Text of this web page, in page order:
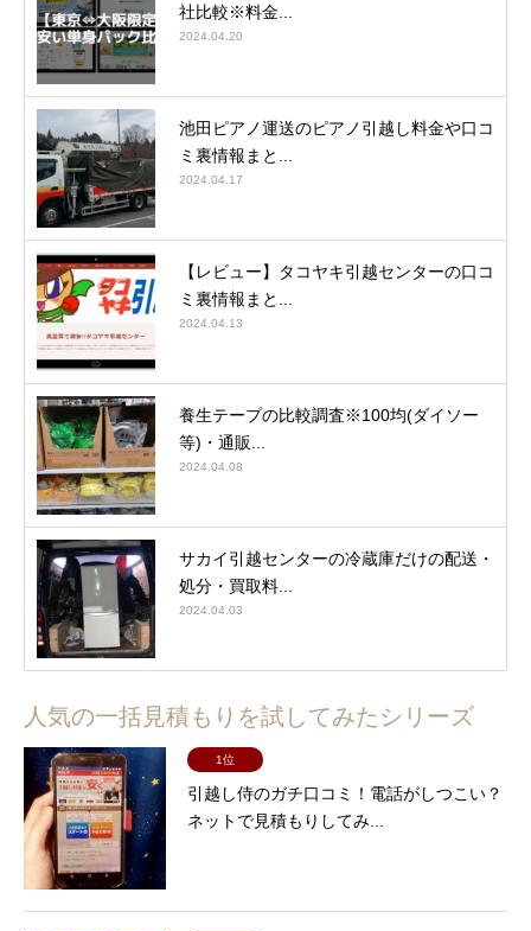
社比較※料金...
2024.04.20
池田ピアノ運送のピアノ引越し料金や口コ
ミ裏情報まと...
2024.04.17
【レビュー】タコヤキ引越センターの口コ
ミ裏情報まと...
2024.04.13
養生テープの比較調査※100均(ダイソー
等)・通販...
2024.04.08
サカイ引越センターの冷蔵庫だけの配送・
処分・買取料...
2024.04.03
人気の一括見積もりを試してみたシリーズ
1位
引越し侍のガチ口コミ！電話がしつこい？
ネットで見積もりしてみ...